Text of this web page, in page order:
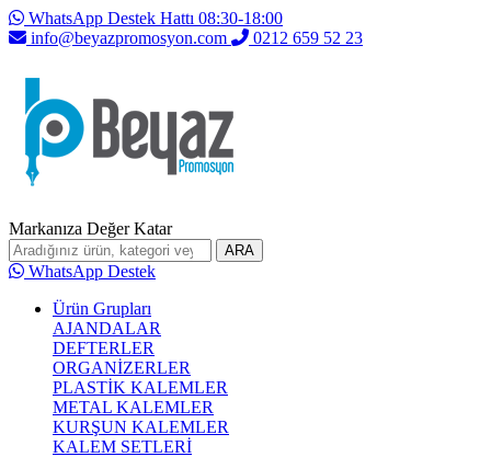
WhatsApp Destek Hattı 08:30-18:00
info@beyazpromosyon.com
0212 659 52 23
Markanıza Değer Katar
ARA
WhatsApp Destek
Ürün Grupları
AJANDALAR
DEFTERLER
ORGANİZERLER
PLASTİK KALEMLER
METAL KALEMLER
KURŞUN KALEMLER
KALEM SETLERİ